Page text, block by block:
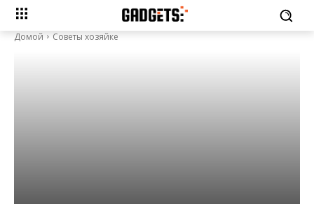
Домой Советы хозяйке